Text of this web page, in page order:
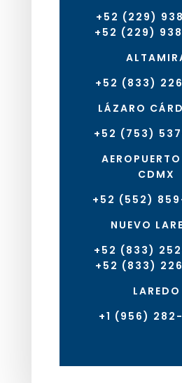
+52 (229)
+52 (229)
+52 (833)
LÁZARO
+52 (753)
CDMX
+52 (552)
NUEVO
+52 (833)
+52 (833)
LAREDO
+1 (956)